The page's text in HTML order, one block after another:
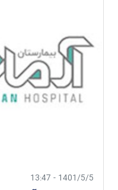
1401/5/5 - 13:47